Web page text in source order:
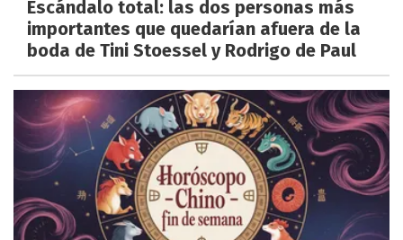
Escándalo total: las dos personas más
importantes que quedarían afuera de la
boda de Tini Stoessel y Rodrigo de Paul